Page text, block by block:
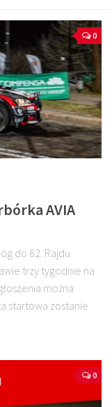
0
AVIA
do 62. Rajdu
trzy tygodnie na
można
startowa zostanie
0